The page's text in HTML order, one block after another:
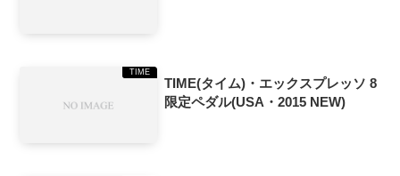
TIME
TIME(タイム)・エックスプレッソ 8
限定ペダル(USA・2015 NEW)